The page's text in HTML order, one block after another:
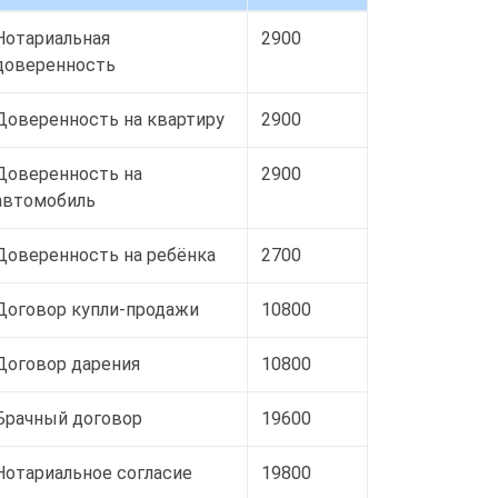
2900
на квартиру 2900
на
2900
на ребёнка 2700
купли-продажи 10800
дарения 10800
договор 19600
согласие 19800